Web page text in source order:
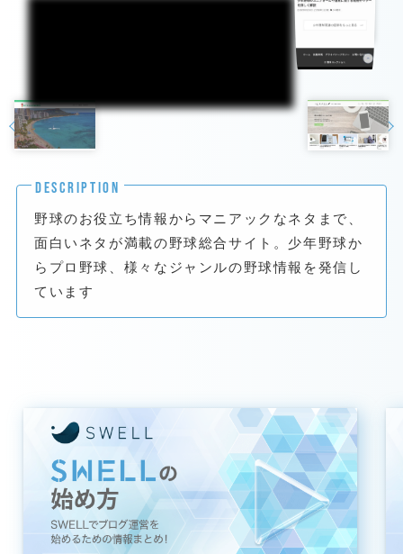
DESCRIPTION
野球のお役立ち情報からマニアックなネタまで、
面白いネタが満載の野球総合サイト。少年野球か
らプロ野球、様々なジャンルの野球情報を発信し
ています